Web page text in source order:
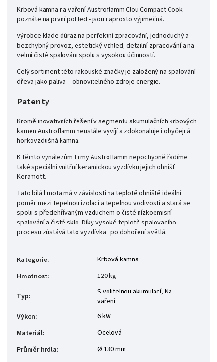
Krbová kamna na vaření Austroflamm Clou Compact Cook
poznáte na první pohled - jsou naprosto výjimečná.
Výrobce klade důraz na perfektní zpracování, jednoduchý a
bezchybný provoz, estetický vzhled, detailní zpracování a na
velmi čisté spalování spolu s vysokou účinností.
Celý sortiment této rakouské značky je založený na spalování
dřeva jako paliva – obnovitelného zdroje energie.
Patenty
Kromě inovativních řešení v segmentu akumulačních krbových
kamen Austroflamm neustále vyvíjí a zdokonaluje i obyčejná
horkovzdušná kamna.
K těmto vynálezům firmy Austroflamm nepochybně řadíme
také speciální vnitřní keramickou vyzdívku jejich ohnišť
Keramott.
Tato bílá hmota má v závislosti na teplotě ohniště ideální
poměr mezi tepelnou izolací a tepelnou vodivostí a stará se
spolu s předehřívaným vzduchem o čisté nízkoemisní
spalování a čisté sklo. Díky vysoké teplotě spalovacího
procesu zůstává tato vyzdívka i po dohoření světlá.
Kategorie:
Krbová kamna
Hmotnost: 120 kg
Typ: S volitelnou akumulací, Na
vaření
Výkon:
6 kW
Materiál:
Ocelová
Průměr hrdla:
Ø 130 mm